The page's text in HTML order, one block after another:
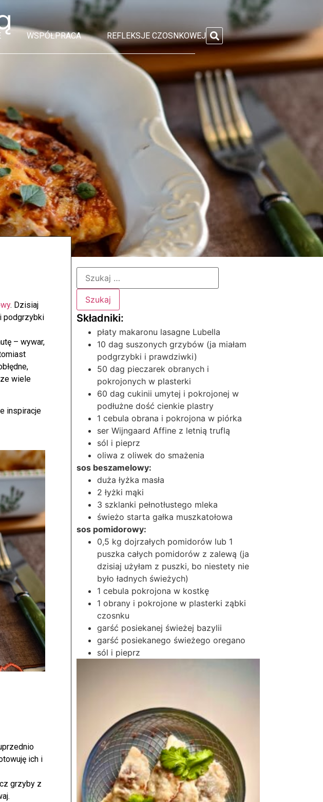
WSPÓŁPRACA REFLEKSJE CZOSNKOWEJ
. Dzisiaj
podgrzybki
– wywar,
wiele
inspiracje
ich i
grzyby z
płaty makaronu lasagne Lubella
10 dag suszonych grzybów (ja miałam
podgrzybki i prawdziwki)
50 dag pieczarek obranych i
pokrojonych w plasterki
60 dag cukinii umytej i pokrojonej w
podłużne dość cienkie plastry
1 cebula obrana i pokrojona w piórka
ser Wijngaard Affine z letnią truflą
sól i pieprz
oliwa z oliwek do smażenia
sos beszamelowy:
duża łyżka masła
2 łyżki mąki
3 szklanki pełnotłustego mleka
świeżo starta gałka muszkatołowa
sos pomidorowy:
0,5 kg dojrzałych pomidorów lub 1
puszka całych pomidorów z zalewą (ja
dzisiaj użyłam z puszki, bo niestety nie
było ładnych świeżych)
1 cebula pokrojona w kostkę
1 obrany i pokrojone w plasterki ząbki
czosnku
garść posiekanej świeżej bazylii
garść posiekanego świeżego oregano
sól i pieprz